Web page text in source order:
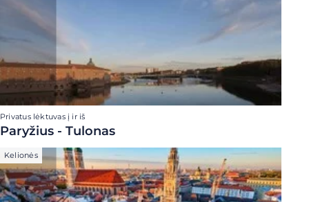
Privatus lėktuvas į ir iš
Paryžius - Tulonas
Kelionės